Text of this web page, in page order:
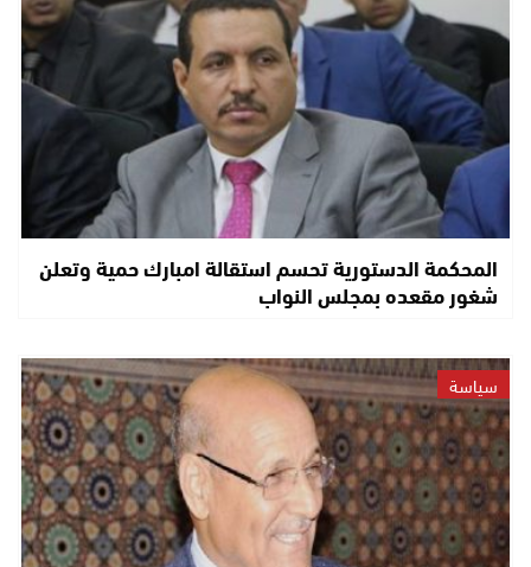
المحكمة الدستورية تحسم استقالة امبارك حمية وتعلن
شغور مقعده بمجلس النواب
سياسة